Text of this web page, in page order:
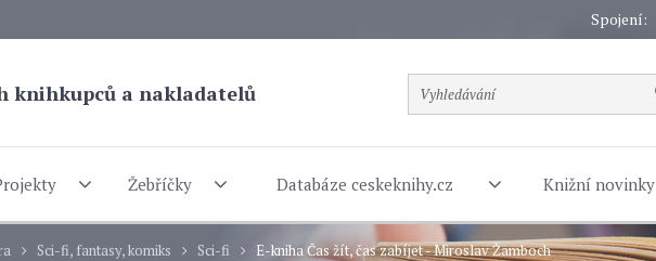
Spojení:
knihkupců a nakladatelů
Žebříčky Databáze ceskeknihy.cz Knižní novinky
Sci-fi, fantasy, komiks Sci-fi E-kniha Čas žít, čas zabíjet - Miroslav Žamboch